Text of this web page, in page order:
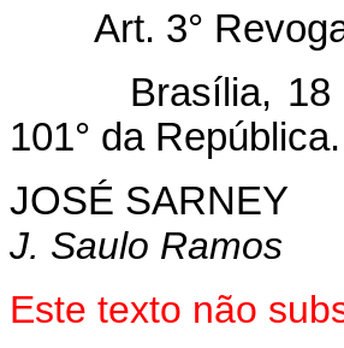
Art. 3°
Brasília, 18 de
101° da República.
JOSÉ SARNEY
J. Saulo Ramos
Este texto não